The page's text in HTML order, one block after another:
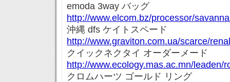
emoda 3way バッグ
http://www.elcom.bz/processor/
沖縄 dfs ケイトスペード
http://www.graviton.com.ua/scarce/
クイックネクタイ オーダーメード
http://www.ecology.mas.ac.mn/leaden/
クロムハーツ ゴールド リング